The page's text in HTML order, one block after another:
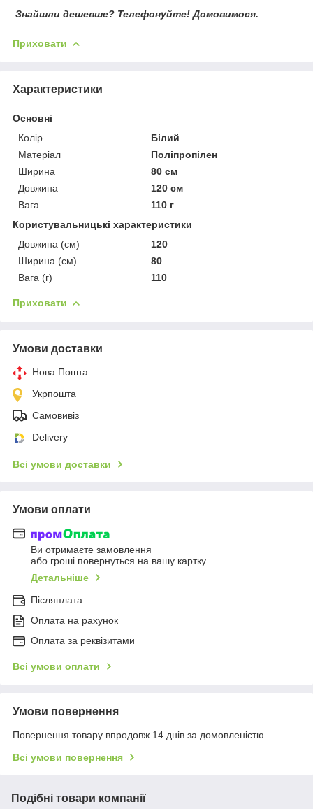
Знайшли дешевше? Телефонуйте! Домовимося.
Приховати
Характеристики
Основні
Колір
Білий
Матеріал
Поліпропілен
Ширина
80 см
Довжина
120 см
Вага
110 г
Користувальницькі характеристики
Довжина (см)
120
Ширина (см)
80
Вага (г)
110
Приховати
Умови доставки
Нова Пошта
Укрпошта
Самовивіз
Delivery
Всі умови доставки
Умови оплати
Ви отримаєте замовлення
або гроші повернуться на вашу картку
Детальніше
Післяплата
Оплата на рахунок
Оплата за реквізитами
Всі умови оплати
Умови повернення
Повернення товару впродовж 14 днів за домовленістю
Всі умови повернення
Подібні товари компанії